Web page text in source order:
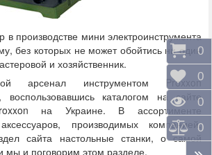
производстве мини электроинструмента
без которых не может обойтись ни один
и хозяйственник.
арсенал инструментом Proxxon
воспользовавшись каталогом на сайте
на Украине. В ассортименте
производимых компанией,
сайта настольные станки, о самой
мы и поговорим этом разделе.
0
0
0
0